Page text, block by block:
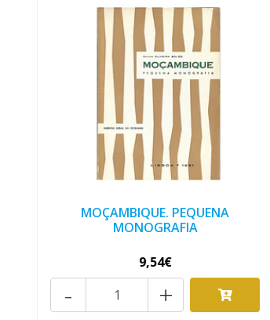
MOÇAMBIQUE. PEQUENA
MONOGRAFIA
9,54€
+
-